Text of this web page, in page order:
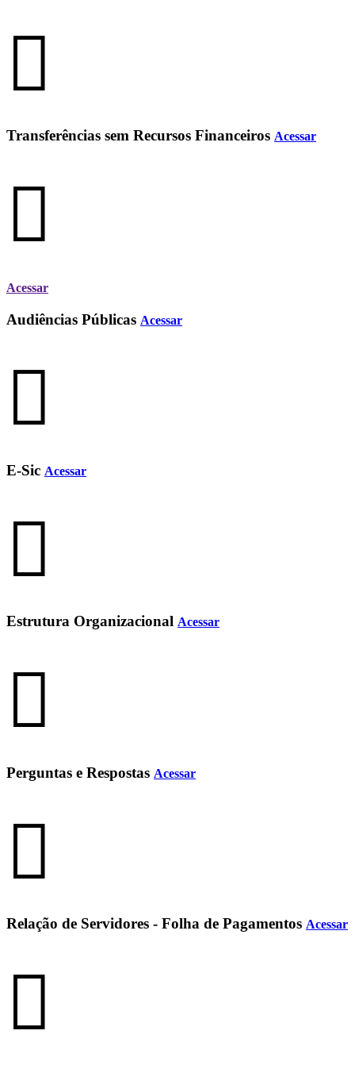
Transferências sem Recursos Financeiros Acessar
Acessar
Audiências Públicas Acessar
E-Sic Acessar
Estrutura Organizacional Acessar
Perguntas e Respostas Acessar
Relação de Servidores - Folha de Pagamentos Acessar